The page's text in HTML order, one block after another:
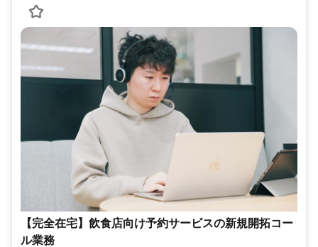
【完全在宅】飲食店向け予約サービスの新規開拓コー
ル業務